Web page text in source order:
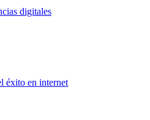
digitales
éxito en internet